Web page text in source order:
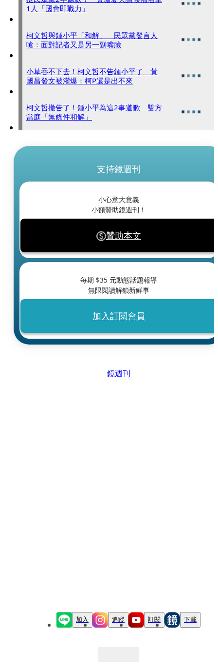
1人「國會即戰力」
柯文哲與鍾小平「和解」 民眾黨發言人
嗆：面對記者又是另一副嘴臉
小草吞不下去！柯文哲不告鍾小平了 黃
國昌發文被灌爆：柯P還是出不來
柯文哲撤告了！鍾小平為這2事道歉 雙方
當庭「無條件和解」
支持鏡週刊
小心意大意義
小額贊助鏡週刊！
贊助本文
每期 $35 元動態話題報導
無限閱讀解鎖新鮮事
加入訂閱會員
鏡週刊
加入 追蹤 訂閱 下載